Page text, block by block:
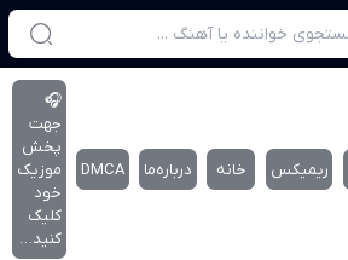
ریمیکس خانه درباره‌‌ما DMCA
🎧
جهت
پخش
موزیک
خود
کلیک
کنید…